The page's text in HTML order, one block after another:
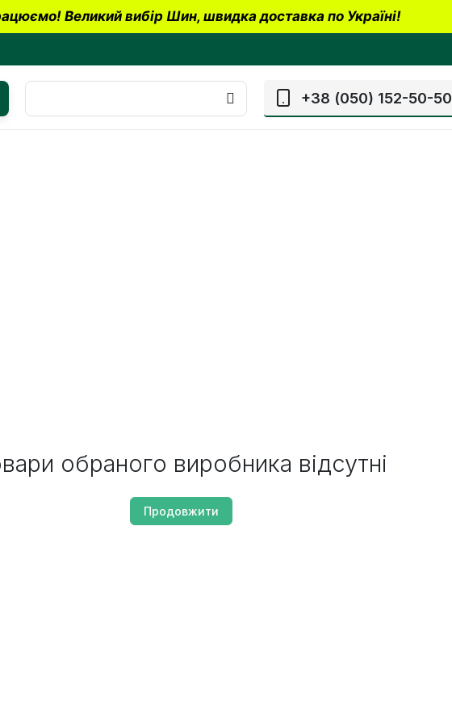
Великий вибір Шин, швидка доставка по Україні!
+38 (050) 152-50-50
обраного виробника відсутні
Продовжити